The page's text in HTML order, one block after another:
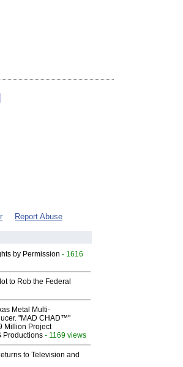
Report Abuse
by Permission - 1616
to Rob the Federal
Metal Multi-
"MAD CHAD™"
Million Project
Productions - 1169 views
to Television and